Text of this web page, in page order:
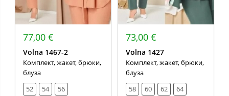
77,00 €
Volna 1467-2
Комплект, жакет, брюки,
блуза
52
54 56
73,00 €
Volna 1427
Комплект, жакет, брюки,
блуза
58
60 62 64